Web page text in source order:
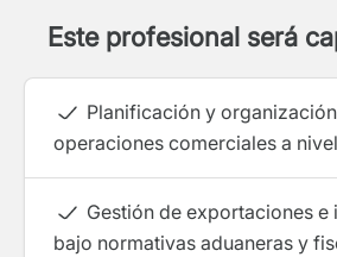
Este profesional será
Planificación y
operaciones comerciales a
Gestión de exportaciones
bajo normativas aduaneras y